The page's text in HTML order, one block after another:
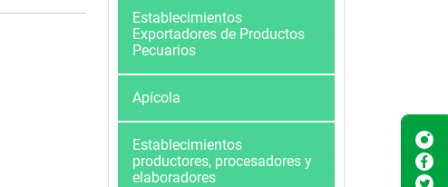
Establecimientos
Exportadores de Productos
Pecuarios
Apícola
Establecimientos
productores, procesadores y
elaboradores